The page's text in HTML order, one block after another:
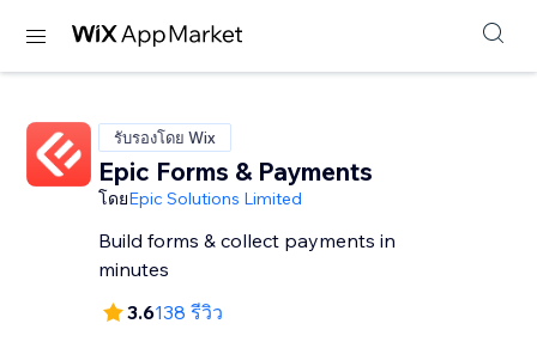
รับรองโดย Wix
Epic Forms & Payments
โดยEpic Solutions Limited
Build forms & collect payments in
minutes
3.6138 รีวิว